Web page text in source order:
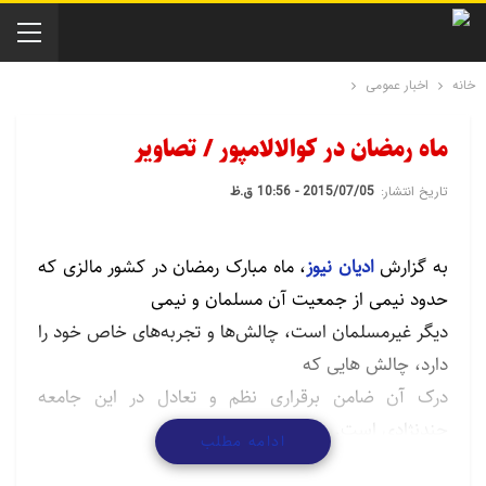
خانه اخبار عمومی
ماه رمضان در کوالالامپور / تصاویر
تاریخ انتشار: 2015/07/05 - 10:56 ق.ظ
به گزارشادیان نیوز، ماه مبارک رمضان در کشور مالزی که
حدود نیمی از جمعیت آن مسلمان و نیمی
دیگر غیرمسلمان است، چالش‌ها و تجربه‌های خاص خود را
دارد، چالش هایی که
درک آن ضامن برقراری نظم و تعادل در این جامعه
چندنژادی است. در این کشور
چند نژادی، فضای ماه رمضان که بر زندگی مسلمانان حاکم
ادامه مطلب